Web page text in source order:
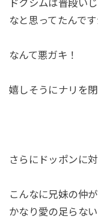
ドクシムは普段い
なと思ってたんで
なんて悪ガキ！
嬉しそうにナリを
さらにドッポンに
こんなに兄妹の仲
かなり愛の足らな